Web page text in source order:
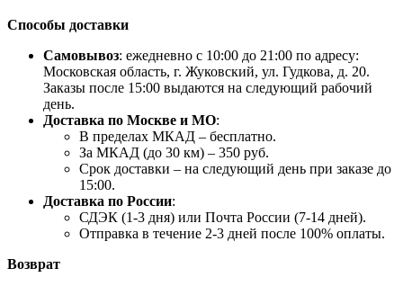
Способы доставки
Самовывоз: ежедневно с 10:00 до 21:00 по адресу:
Московская область, г. Жуковский, ул. Гудкова, д. 20.
Заказы после 15:00 выдаются на следующий рабочий
день.
Доставка по Москве и МО:
В пределах МКАД – бесплатно.
За МКАД (до 30 км) – 350 руб.
Срок доставки – на следующий день при заказе до
15:00.
Доставка по России:
СДЭК (1-3 дня) или Почта России (7-14 дней).
Отправка в течение 2-3 дней после 100% оплаты.
Возврат